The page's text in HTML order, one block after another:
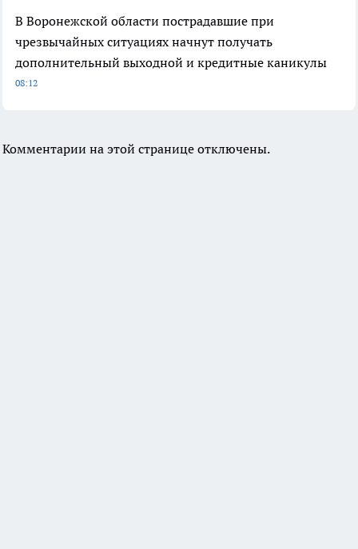
В Воронежской области пострадавшие при
чрезвычайных ситуациях начнут получать
дополнительный выходной и кредитные каникулы
08:12
Комментарии на этой странице отключены.